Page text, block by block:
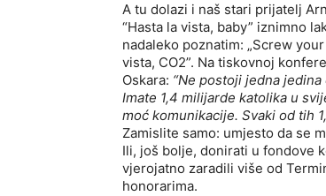
A tu dolazi i naš stari prijatelj
“Hasta la vista, baby” iznimno
nadaleko poznatim: „Screw
vista, CO2”. Na tiskovnoj
Oskara: “Ne postoji jedna
Imate 1,4 milijarde katolika u
moć komunikacije. Svaki od tih
Zamislite samo: umjesto da se
Ili, još bolje, donirati u fondove
vjerojatno zaradili više od
honorarima.